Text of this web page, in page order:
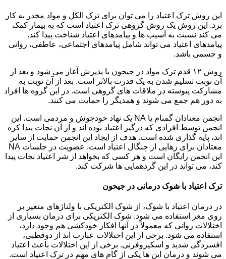
این روش ترک اعتیاد را می توان برای ترک الکل و مواد مخدر به کار
برد. این روش یک روش گروهی ترک اعتیاد است که به بیمار کمک
می کند نسبت به آسیب ها و پیامدهای اعتیاد شناخت پیدا کند.
پیامدهای اعتیاد می تواند شامل پیامدهای اجتماعی، عاطفی، روانی
و جسمی باشد.
روش ۱۲ قدم ترک مواد در جیحون با پذیرش آغاز می شود و بعد از
آن نوبت تسلیم شدن به یک قدرت بالاتر است. بعد از آن نوبت به
مشارکت پیوسته در ملاقات های گروهی است. در این گروه ها افراد
به دور هم جمع می شوند و همدیگر را حمایت می کنند.
انجمن معتادان گمنام یا NA یک نهاد خودجوش و مردمی است. این
انجمن توسط افرادی که درگیر اعتیاد بوده اند و از آن نجات پیدا کره
اند، پایه گذاری شده است. هدف از ایجاد این انجمن حمایت از سایر
معتادان برای رهایی از چنگال اعتیاد است. عضویت در جلسات NA
این انجمن رایگان است و هر کسی که بخواهد از شر اعتیاد نجات پیدا
کند، می تواند در این گردهمایی ها شرکت کند.
ترک اعتیاد با شوک درمانی در جیحون
در درمان اعتیاد با شوک، از شوک الکتریکی با ولتاژهای متغیر بر
روی مغز استفاده می شود. شوک الکتریکی برای درمان بسیاری از
اختلالات روانی که معمولاً در آنها افکار خودکشی هم وجود دارد،
استفاده می شود. برخی از این اختلالات عبارت اند از دوقطبی،
افسردگی شدید و اسکیزوفرنی. برخی از این اختلالات باعث اعتیاد
می شوند و درمان این ها یکی از گام های مهم در ترک اعتیاد است.